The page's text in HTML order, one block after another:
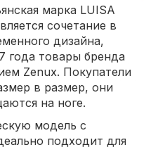
марка LUISA
сочетание в
дизайна,
года товары бренда
Zenux. Покупатели
в размер, они
на ноге.
модель с
подходит для